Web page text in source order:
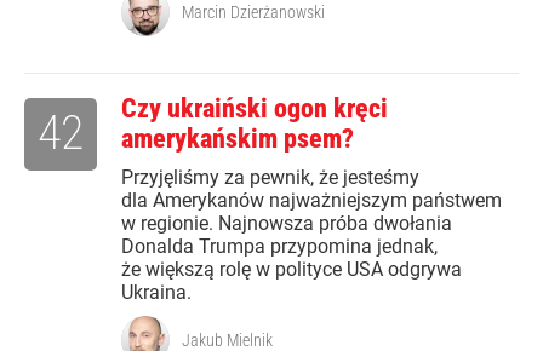
Marcin Dzierżanowski
Czy ukraiński ogon kręci
amerykańskim psem?
Przyjęliśmy za pewnik, że jesteśmy
dla Amerykanów najważniejszym państwem
w regionie. Najnowsza próba dwołania
Donalda Trumpa przypomina jednak,
że większą rolę w polityce USA odgrywa
Ukraina.
42
Jakub Mielnik